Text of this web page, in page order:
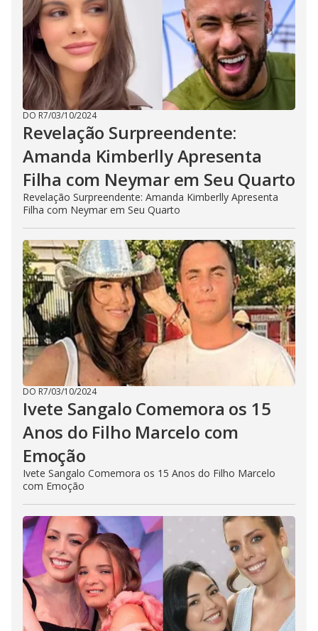
DO R7/03/10/2024
Revelação Surpreendente:
Amanda Kimberlly Apresenta
Filha com Neymar em Seu Quarto
Revelação Surpreendente: Amanda Kimberlly Apresenta
Filha com Neymar em Seu Quarto
DO R7/03/10/2024
Ivete Sangalo Comemora os 15
Anos do Filho Marcelo com
Emoção
Ivete Sangalo Comemora os 15 Anos do Filho Marcelo
com Emoção